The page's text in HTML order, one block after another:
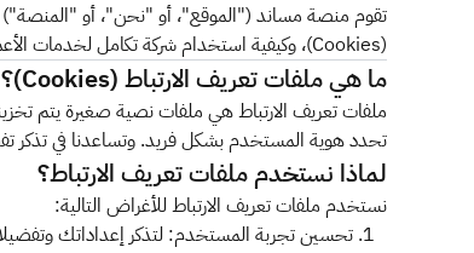
تقوم منصة مساند ("الموقع"، أو "نحن"، أو "المنصة")
(Cookies)، وكيفية استخدام شركة تكامل لخدمات الأعمال ("الشركة") لها، وكيف يمكنك إدارة تفضيلاتك بشأنها.
ما هي ملفات تعريف الارتباط (Cookies)؟
تحدد هوية المستخدم بشكل فريد. وتساعدنا في تذكر
لماذا نستخدم ملفات تعريف الارتباط؟
نستخدم ملفات تعريف الارتباط للأغراض التالية:
تحسين تجربة المستخدم: لتذكر إعداداتك